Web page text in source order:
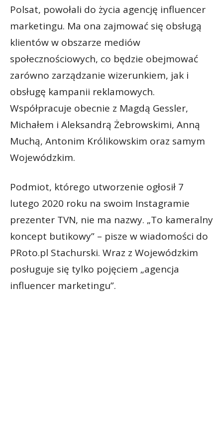
Polsat, powołali do życia agencję influencer
marketingu. Ma ona zajmować się obsługą
klientów w obszarze mediów
społecznościowych, co będzie obejmować
zarówno zarządzanie wizerunkiem, jak i
obsługę kampanii reklamowych.
Współpracuje obecnie z Magdą Gessler,
Michałem i Aleksandrą Żebrowskimi, Anną
Muchą, Antonim Królikowskim oraz samym
Wojewódzkim.
Podmiot, którego utworzenie ogłosił 7
lutego 2020 roku na swoim Instagramie
prezenter TVN, nie ma nazwy. „To kameralny
koncept butikowy” – pisze w wiadomości do
PRoto.pl Stachurski. Wraz z Wojewódzkim
posługuje się tylko pojęciem „agencja
influencer marketingu”.